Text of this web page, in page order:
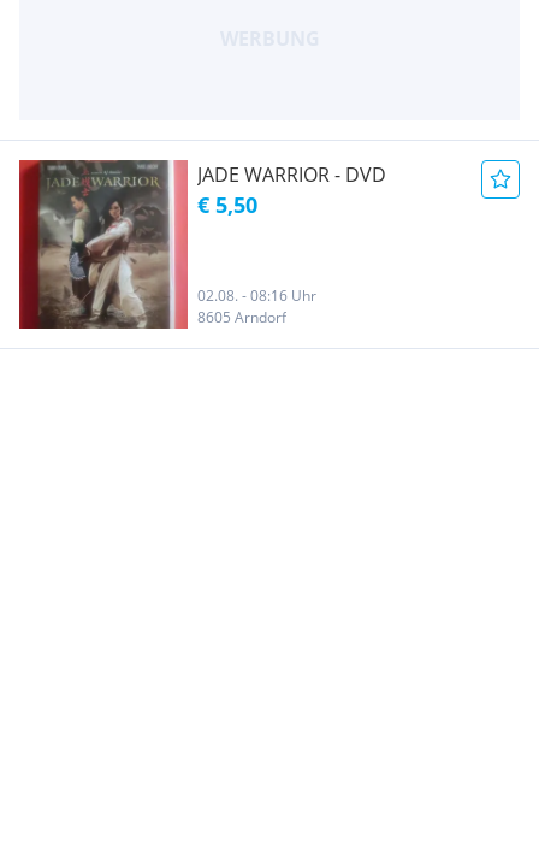
JADE WARRIOR - DVD
€ 5,50
02.08. - 08:16 Uhr
8605 Arndorf